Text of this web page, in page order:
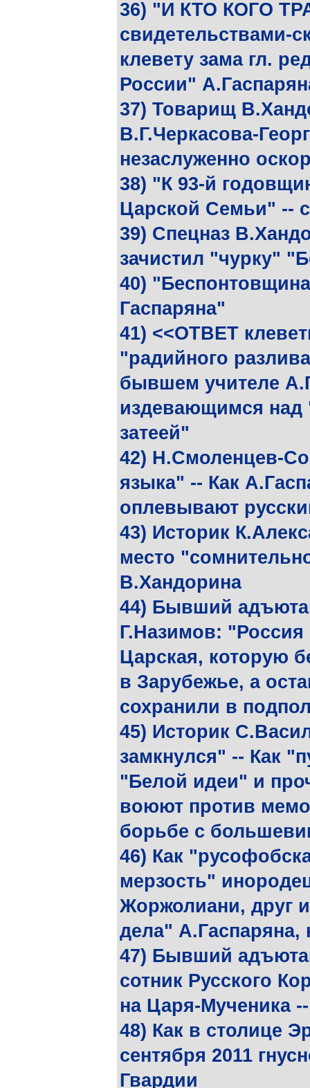
36) "И КТО КОГО
свидетельствами-
клевету зама гл.
России"
37) Товарищ
В.Г.Черкасова-
незаслуженно
38) "К 93-й
Царской Семьи" --
39) Спецназ
зачистил "чурку"
40)
Гаспаряна"
41) <<ОТВЕТ
"радийного
бывшем учителе
издевающимся над
затеей"
42) Н.Смоленцев-
языка" -- Как
оплевывают
43) Историк
место
В.Хандорина
44) Бывший
Г.Назимов: "Россия
Царская, которую
в Зарубежье, а
сохранили в
45) Историк
замкнулся" -- Как
"Белой идеи" и
воюют против
борьбе с
46) Как
мерзость"
Жоржолиани, друг
дела" А.Гаспаряна,
47) Бывший
сотник Русского
на Царя-Мученика
48) Как в столице
сентября 2011
Гвардии